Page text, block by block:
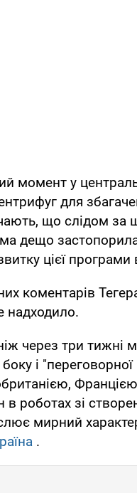
момент у
для
що слідом за
дещо
цієї програми
коментарів
надходило.
через три тижні
і
в роботах зі
мирний
.